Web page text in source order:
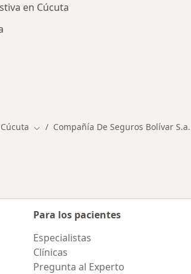
en Cúcuta
de ciudad
Cúcuta Cambiar de ciudad
Compañía De Seguros Bolívar S.a.
Para los pacientes
Especialistas
Clínicas
Pregunta al Experto